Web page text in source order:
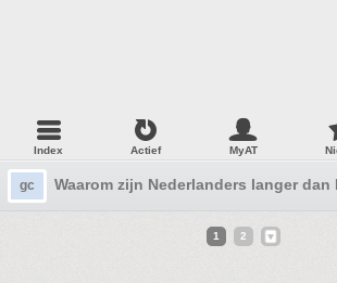
Index Actief MyAT
gc Waarom zijn Nederlanders langer dan
1 2